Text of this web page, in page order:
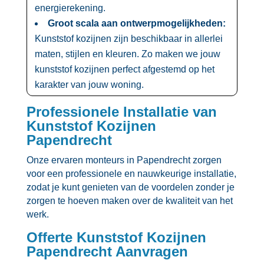
energierekening.​
Groot scala aan ontwerpmogelijkheden:
Kunststof kozijnen zijn beschikbaar in allerlei
maten, stijlen en kleuren.​ Zo maken we jouw
kunststof kozijnen perfect afgestemd op het
karakter van jouw woning.​
Professionele Installatie van
Kunststof Kozijnen
Papendrecht
Onze ervaren monteurs in Papendrecht zorgen
voor een professionele en nauwkeurige installatie,
zodat je kunt genieten van de voordelen zonder je
zorgen te hoeven maken over de kwaliteit van het
werk.​
Offerte Kunststof Kozijnen
Papendrecht Aanvragen